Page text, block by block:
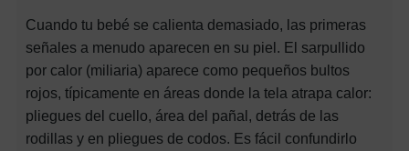
Cuando tu bebé se calienta demasiado, las primeras
señales a menudo aparecen en su piel. El sarpullido
por calor (miliaria) aparece como pequeños bultos
rojos, típicamente en áreas donde la tela atrapa calor:
pliegues del cuello, área del pañal, detrás de las
rodillas y en pliegues de codos. Es fácil confundirlo